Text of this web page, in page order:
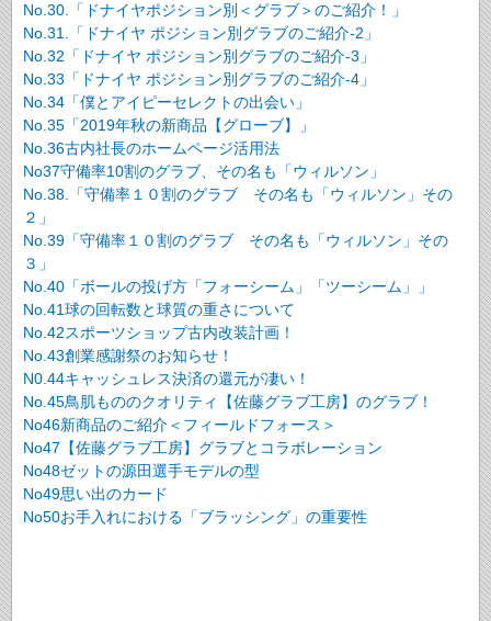
No.30.「ドナイヤポジション別＜グラブ＞のご紹介！」
No.31.「ドナイヤ ポジション別グラブのご紹介-2」
No.32「ドナイヤ ポジション別グラブのご紹介-3」
No.33「ドナイヤ ポジション別グラブのご紹介-4」
No.34「僕とアイピーセレクトの出会い」
No.35「2019年秋の新商品【グローブ】」
No.36古内社長のホームページ活用法
No37守備率10割のグラブ、その名も「ウィルソン」
No.38.「守備率１０割のグラブ その名も「ウィルソン」その
２」
No.39「守備率１０割のグラブ その名も「ウィルソン」その
３」
No.40「ボールの投げ方「フォーシーム」「ツーシーム」」
No.41球の回転数と球質の重さについて
No.42スポーツショップ古内改装計画！
No.43創業感謝祭のお知らせ！
N0.44キャッシュレス決済の還元が凄い！
No.45鳥肌もののクオリティ【佐藤グラブ工房】のグラブ！
No46新商品のご紹介＜フィールドフォース＞
No47【佐藤グラブ工房】グラブとコラボレーション
No48ゼットの源田選手モデルの型
No49思い出のカード
No50お手入れにおける「ブラッシング」の重要性